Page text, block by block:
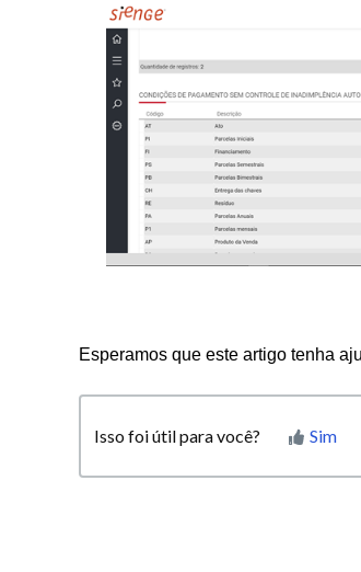
Esperamos que este artigo tenha
Isso foi útil para você? Sim